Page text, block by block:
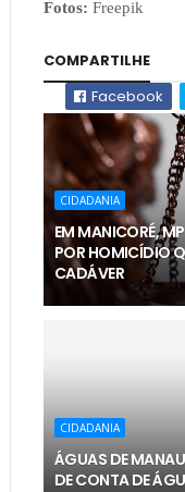
Fotos: Freepik
COMPARTILHE
Facebook
CIDADANIA
EM MANICORÉ,
POR HOMICÍDIO
CADÁVER
CIDADANIA
ÁGUAS DE
DE CONTA DE